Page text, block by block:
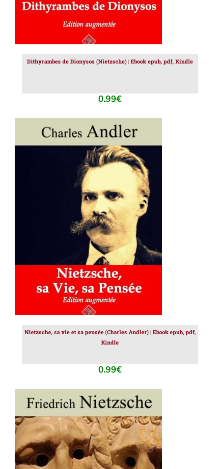
Dithyrambes de Dionysos (Nietzsche) | Ebook epub, pdf, Kindle
0.99€
AJOUTER AU PANIER / DÉTAILS
Nietzsche, sa vie et sa pensée (Charles Andler) | Ebook epub, pdf,
Kindle
0.99€